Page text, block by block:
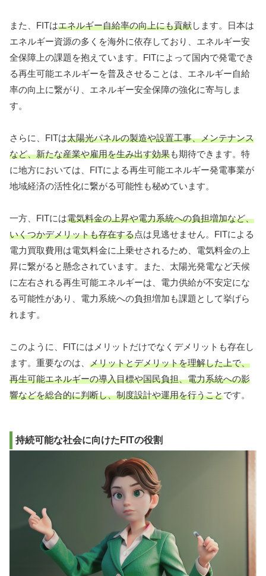
また、FITはエネルギー自給率の向上にも貢献します。日本は
エネルギー資源の多くを海外に依存しており、エネルギー安
全保障上の課題を抱えています。FITによって国内で発電でき
る再生可能エネルギーを普及させることは、エネルギー自給
率の向上に繋がり、エネルギー安全保障の強化に寄与しま
す。
さらに、FITは太陽光パネルの製造や設置工事、メンテナンス
など、新たな産業や雇用を生み出す効果も期待できます。特
に地方においては、FITによる再生可能エネルギー発電事業が
地域経済の活性化に繋がる可能性も秘めています。
一方、FITには電気料金の上昇や電力系統への負担増加など、
いくつかデメリットも存在する点は見逃せません。FITによる
電力買取費用は電気料金に上乗せされるため、電気料金の上
昇に繋がると懸念されています。また、太陽光発電など天候
に左右される再生可能エネルギーは、電力供給が不安定にな
る可能性があり、電力系統への負担増加も課題として挙げら
れます。
このように、FITにはメリットだけでなくデメリットも存在し
ます。重要なのは、 メリットとデメリットを理解した上で、
再生可能エネルギーの導入目標や国民負担、電力系統への影
響などを総合的に判断し、制度設計や運用を行うことです。
持続可能な社会に向けたFITの役割